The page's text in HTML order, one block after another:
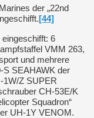
der „22nd
[44]
6
VMM 263,
und mehrere
S SEAHAWK der
1W/Z SUPER
CH-53E/K
Squadron“
UH-1Y VENOM.